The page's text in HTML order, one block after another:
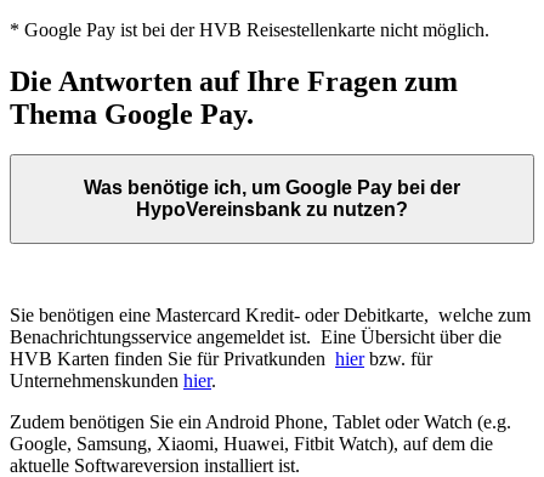
* Google Pay ist bei der HVB Reisestellenkarte nicht möglich.
Die Antworten auf Ihre Fragen zum
Thema Google Pay.
Was benötige ich, um Google Pay bei der
HypoVereinsbank zu nutzen?
Sie benötigen eine Mastercard Kredit- oder Debitkarte, welche zum
Benachrichtungsservice angemeldet ist. Eine Übersicht über die
HVB Karten finden Sie für Privatkunden hierbzw. für
Unternehmenskunden hier.
Zudem benötigen Sie ein Android Phone, Tablet oder Watch (e.g.
Google, Samsung, Xiaomi, Huawei, Fitbit Watch), auf dem die
aktuelle Softwareversion installiert ist.